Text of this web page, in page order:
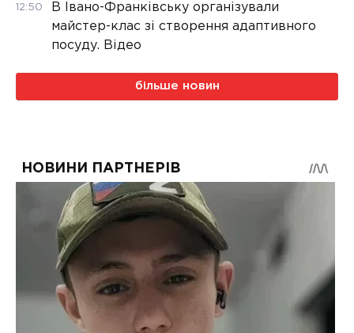
12:50
В Івано-Франківську організували
майстер-клас зі створення адаптивного
посуду. Відео
більше новин